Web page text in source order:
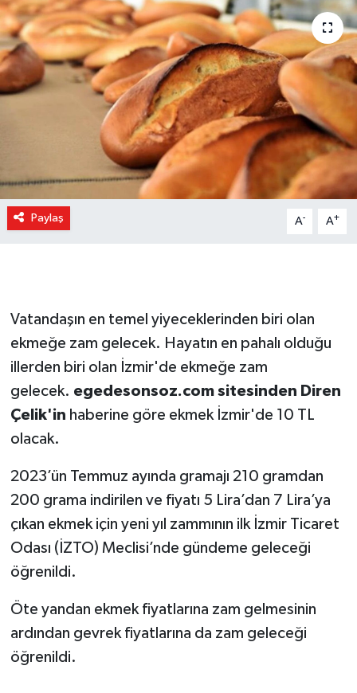
Paylaş A- A+
Vatandaşın en temel yiyeceklerinden biri olan
ekmeğe zam gelecek. Hayatın en pahalı olduğu
illerden biri olan İzmir'de ekmeğe zam
gelecek. egedesonsoz.com sitesinden Diren
Çelik'in haberine göre ekmek İzmir'de 10 TL
olacak.
2023’ün Temmuz ayında gramajı 210 gramdan
200 grama indirilen ve fiyatı 5 Lira’dan 7 Lira’ya
çıkan ekmek için yeni yıl zammının ilk İzmir Ticaret
Odası (İZTO) Meclisi’nde gündeme geleceği
öğrenildi.
Öte yandan ekmek fiyatlarına zam gelmesinin
ardından gevrek fiyatlarına da zam geleceği
öğrenildi.